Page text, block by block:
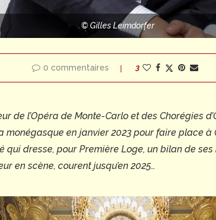
© Gilles Leimdorfer
0 commentaires 3
de l’Opéra de Monte-Carlo et des Chorégies
monégasque en janvier 2023 pour faire place à
qui dresse, pour Première Loge, un bilan de
en scène, courent jusqu’en 2025…